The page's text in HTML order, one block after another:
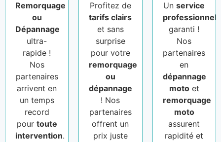
Remorquage
ou
Dépannage
ultra-
rapide !
Nos
partenaires
arrivent en
un temps
record
pour toute
intervention.
Profitez de
tarifs clairs
et sans
surprise
pour votre
remorquage
ou
dépannage
! Nos
partenaires
offrent un
prix juste
Unservice
professionnel
garanti !
Nos
partenaires
en
dépannage
motoet
remorquage
moto
assurent
rapidité et